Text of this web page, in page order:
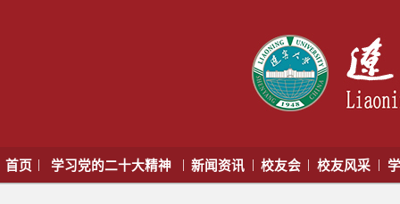
首页 | 学习党的二十大精神 | 新闻资讯 | 校友会 | 校友风采 |